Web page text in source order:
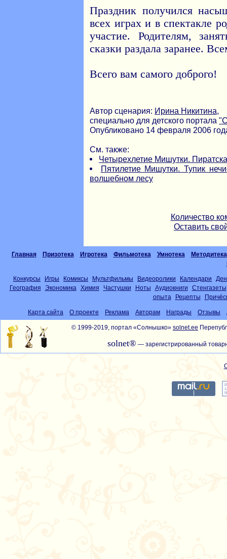
Праздник получился
всех играх и в спектакле
участие. Родителям,
сказки раздала заранее.
Всего вам самого доброго!
Автор сценария: Ирина Никитина,
специально для детского портала
Опубликовано 14 февраля 2006
См. также:
Четырехлетие Мишутки.
Пятилетие Мишутки. Тупик
волшебном лесу
Количество
Оставить
Главная Призотека Игротека Фильмотека Умнотека
Методитека
Конкурсы Игры Комиксы Мультфильмы Видеоролики Календари
География
Экономика Химия Частушки Ноты Аудиокниги
Стенгазеты
опыта
Рецепты
Карта сайта О проекте Реклама Авторам Награды Отзывы
© 1999-2019, портал «Солнышко» solnet.ee
solnet® — зарегистрированный